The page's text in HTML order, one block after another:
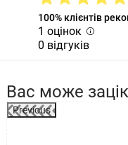
100% клієнтів
1 оцінок
0 відгуків
Вас може
Previous